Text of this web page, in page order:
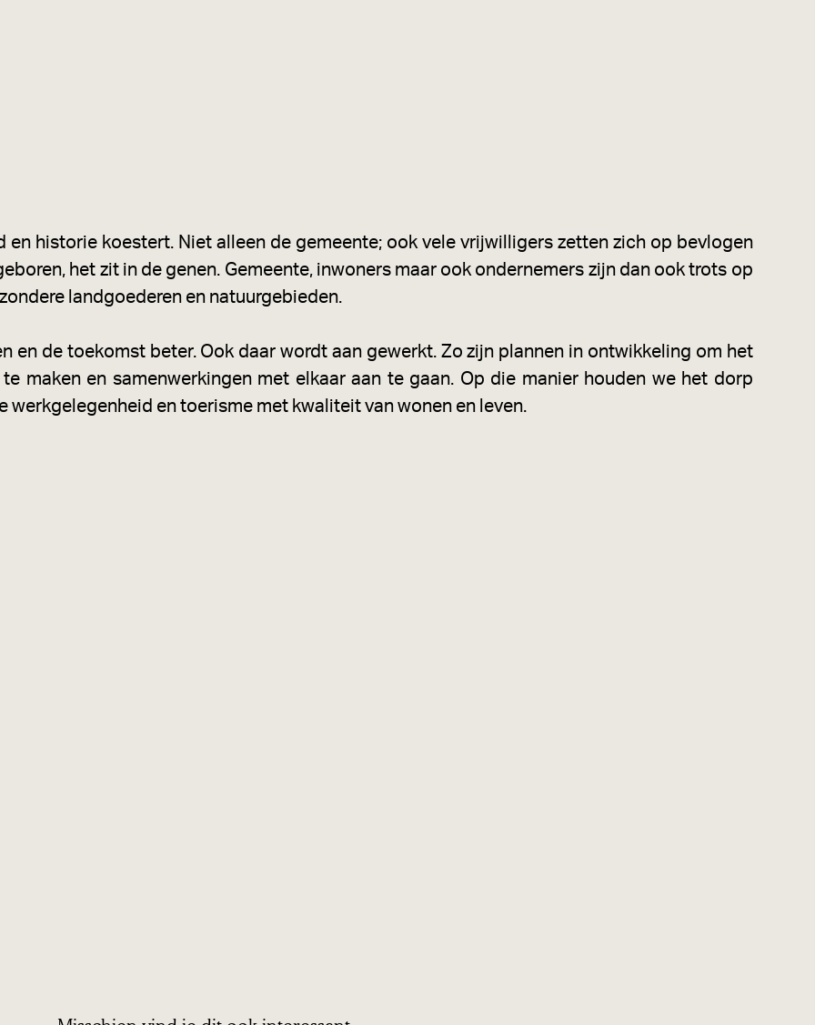
historie koestert. Niet alleen de gemeente; ook vele vrijwilligers zetten zich op bevlogen
het zit in de genen. Gemeente, inwoners maar ook ondernemers zijn dan ook trots op
landgoederen en natuurgebieden.
en de toekomst beter. Ook daar wordt aan gewerkt. Zo zijn plannen in ontwikkeling om het
maken en samenwerkingen met elkaar aan te gaan. Op die manier houden we het dorp
en toerisme met kwaliteit van wonen en leven.